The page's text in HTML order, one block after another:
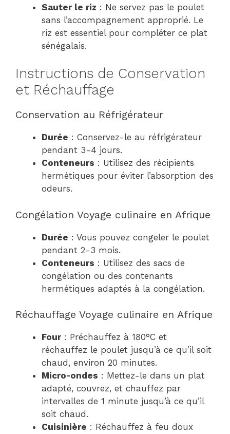
Sauter le riz : Ne servez pas le poulet
sans l’accompagnement approprié. Le
riz est essentiel pour compléter ce plat
sénégalais.
Instructions de Conservation
et Réchauffage
Conservation au Réfrigérateur
Durée : Conservez-le au réfrigérateur
pendant 3-4 jours.
Conteneurs : Utilisez des récipients
hermétiques pour éviter l’absorption des
odeurs.
Congélation Voyage culinaire en Afrique
Durée : Vous pouvez congeler le poulet
pendant 2-3 mois.
Conteneurs : Utilisez des sacs de
congélation ou des contenants
hermétiques adaptés à la congélation.
Réchauffage Voyage culinaire en Afrique
Four: Préchauffez à 180°C et
réchauffez le poulet jusqu’à ce qu’il soit
chaud, environ 20 minutes.
Micro-ondes : Mettez-le dans un plat
adapté, couvrez, et chauffez par
intervalles de 1 minute jusqu’à ce qu’il
soit chaud.
Cuisinière : Réchauffez à feu doux